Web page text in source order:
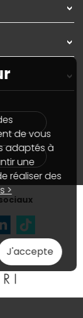
de vous
adaptés à
une
réaliser des
>
J'accepte